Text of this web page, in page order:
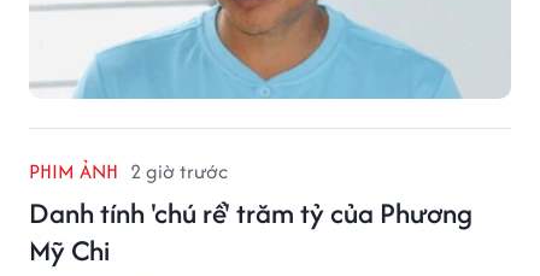
PHIM ẢNH 2 giờ trước
Danh tính 'chú rể' trăm tỷ của Phương
Mỹ Chi